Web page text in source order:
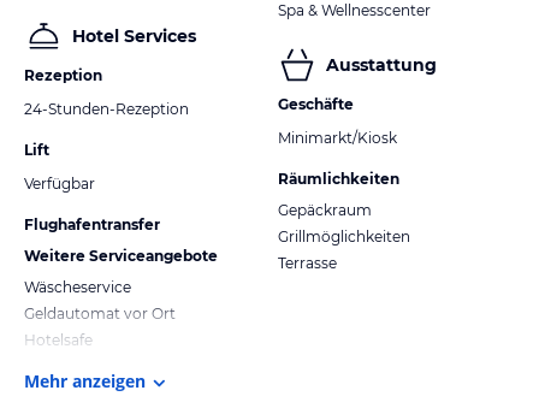
Hotel Services
Rezeption
24-Stunden-Rezeption
Lift
Verfügbar
Flughafentransfer
Weitere Serviceangebote
Wäscheservice
Geldautomat vor Ort
Hotelsafe
Spa & Wellnesscenter
Ausstattung
Geschäfte
Minimarkt/Kiosk
Räumlichkeiten
Gepäckraum
Grillmöglichkeiten
Terrasse
Mehr anzeigen